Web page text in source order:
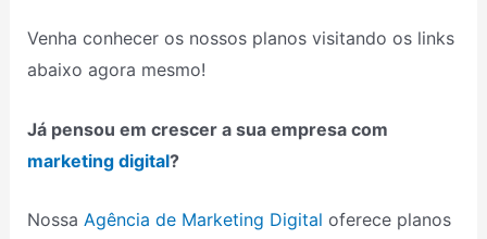
Venha conhecer os nossos planos visitando os links
abaixo agora mesmo!
Já pensou em crescer a sua empresa com
marketing digital?
Nossa Agência de Marketing Digital oferece planos